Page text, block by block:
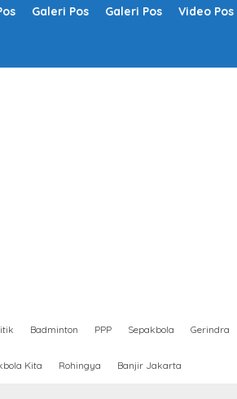
Galeri Pos Galeri Pos Video Pos
Badminton PPP Sepakbola Gerindra
Kita Rohingya Banjir Jakarta